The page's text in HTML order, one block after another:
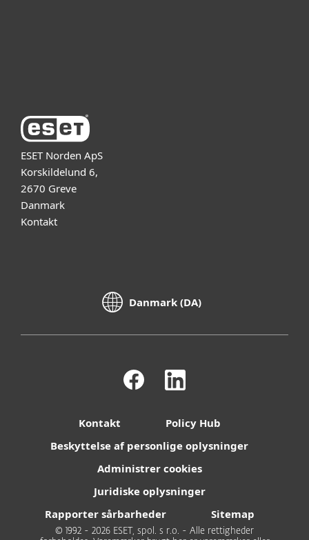
ESET Norden ApS
Korskildelund 6,
2670 Greve
Danmark
Kontakt
Danmark (DA)
Kontakt
Policy Hub
Beskyttelse af personlige oplysninger
Administrer cookies
Juridiske oplysninger
Rapporter sårbarheder
Sitemap
© 1992 - 2026 ESET, spol. s r.o. - Alle rettigheder